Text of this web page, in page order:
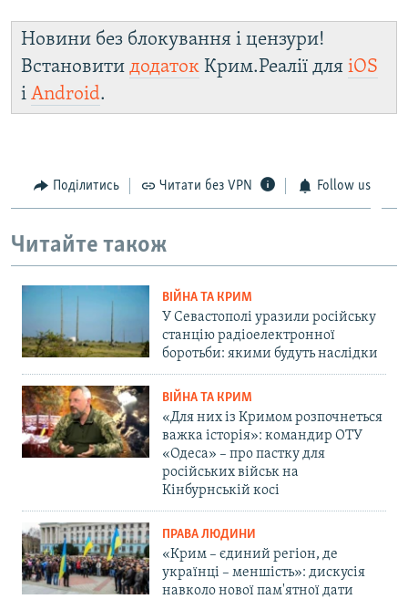
Новини без блокування і цензури!
Встановити додаток Крим.Реалії для iOS
і Android.
Поділитись Читати без VPN Follow us
Читайте також
ВІЙНА ТА КРИМ
У Севастополі уразили російську
станцію радіоелектронної
боротьби: якими будуть наслідки
ВІЙНА ТА КРИМ
«Для них із Кримом розпочнеться
важка історія»: командир ОТУ
«Одеса» – про пастку для
російських військ на
Кінбурнській косі
ПРАВА ЛЮДИНИ
«Крим – єдиний регіон, де
українці – меншість»: дискусія
навколо нової пам'ятної дати